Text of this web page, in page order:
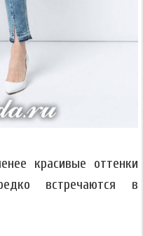
красивые оттенки
встречаются в